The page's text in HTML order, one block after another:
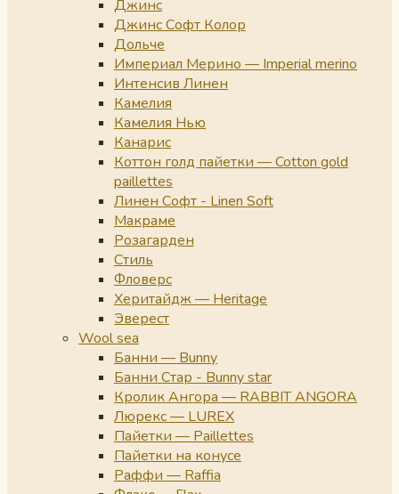
Джинс
Джинс Софт Колор
Дольче
Империал Мерино — Imperial merino
Интенсив Линен
Камелия
Камелия Нью
Канарис
Коттон голд пайетки — Cotton gold
paillettes
Линен Софт - Linen Soft
Макраме
Розагарден
Стиль
Фловерс
Херитайдж — Heritage
Эверест
Wool sea
Банни — Bunny
Банни Стар - Bunny star
Кролик Ангора — RABBIT ANGORA
Люрекс — LUREX
Пайетки — Paillettes
Пайетки на конусе
Раффи — Raffia